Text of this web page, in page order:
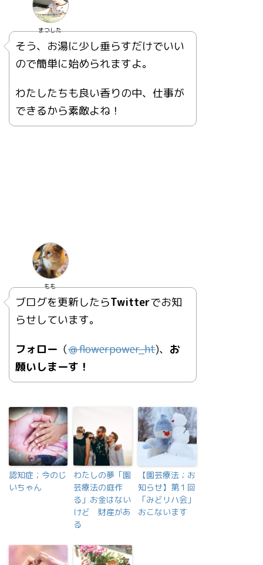
まつした
そう、お湯に少し垂らすだけでいい
ので簡単に始められますよ。
わたしたちも良い香りの中、仕事が
できるから素敵よね！
もも
ブログを更新したらTwitterでお知
らせしています。
フォロー （＠flowerpower_ht)、 お
願いしまーす！
認知症；今のじ
いちゃん
わたしの夢「園
芸療法の庭作
る」お金はない
けど 財産があ
る
【園芸療法；お
知らせ】第１回
「みどリハ会」
おこないます